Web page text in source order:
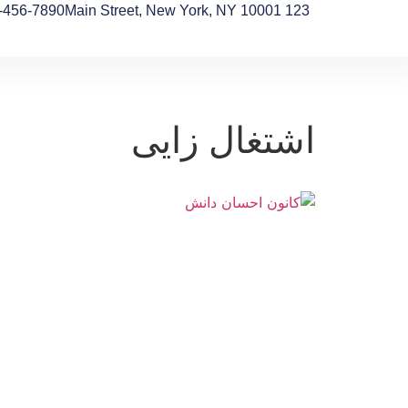
123 Main Street, New York, NY 10001
456-7890
اشتغال زایی